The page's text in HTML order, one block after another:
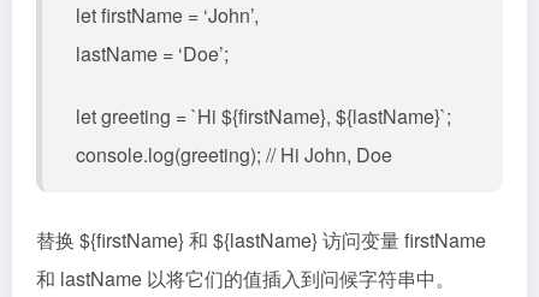
let firstName = ‘John’,
lastName = ‘Doe’;
let greeting = `Hi ${firstName}, ${lastName}`;
console.log(greeting); // Hi John, Doe
替换 ${firstName} 和 ${lastName} 访问变量 firstName
和 lastName 以将它们的值插入到问候字符串中。